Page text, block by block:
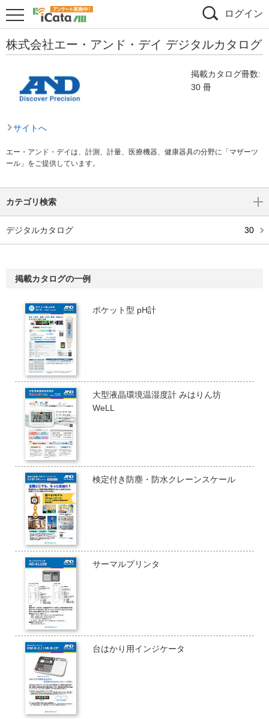
ログイン
株式会社エー・アンド・デイ デジタルカタログ
掲載カタログ冊数:
30 冊
サイトへ
エー・アンド・デイは、計測、計量、医療機器、健康器具の分野に「マザーツ
ール」をご提供しています。
カテゴリ検索
デジタルカタログ 30
掲載カタログの一例
ポケット型 pH計
大型液晶環境温湿度計 みはりん坊
WeLL
検定付き防塵・防水クレーンスケール
サーマルプリンタ
台はかり用インジケータ